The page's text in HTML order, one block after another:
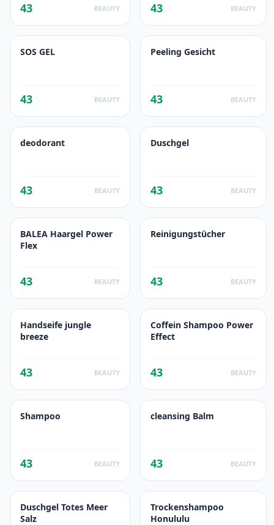
43 BEAUTY 43 BEAUTY
SOS GEL
43 BEAUTY
Peeling Gesicht
43 BEAUTY
deodorant
43 BEAUTY
Duschgel
43 BEAUTY
BALEA Haargel Power
Flex
43 BEAUTY
Reinigungstücher
43 BEAUTY
Handseife jungle
breeze
43 BEAUTY
Coffein Shampoo Power
Effect
43 BEAUTY
Shampoo
43 BEAUTY
cleansing Balm
43 BEAUTY
Duschgel Totes Meer
Salz
Trockenshampoo
Honululu